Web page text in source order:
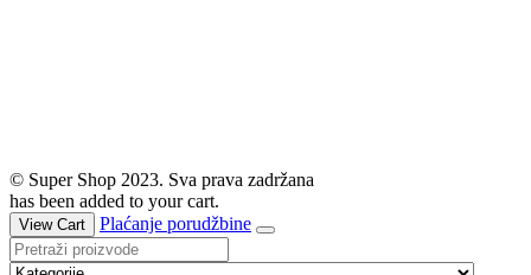
© Super Shop 2023. Sva prava zadržana
has been added to your cart.
View Cart Plaćanje porudžbine